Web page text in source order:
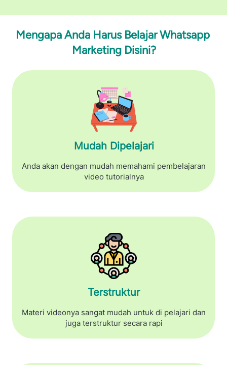
Mengapa Anda Harus Belajar Whatsapp
Marketing Disini?
Mudah Dipelajari
Anda akan dengan mudah memahami pembelajaran
video tutorialnya
Terstruktur
Materi videonya sangat mudah untuk di pelajari dan
juga terstruktur secara rapi